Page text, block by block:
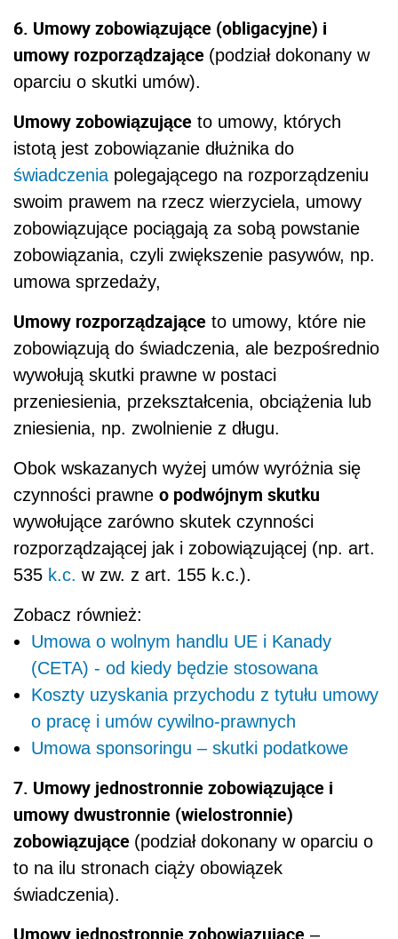
6. Umowy zobowiązujące (obligacyjne) i
umowy rozporządzające (podział dokonany w
oparciu o skutki umów).
Umowy zobowiązujące to umowy, których
istotą jest zobowiązanie dłużnika do
świadczenia polegającego na rozporządzeniu
swoim prawem na rzecz wierzyciela, umowy
zobowiązujące pociągają za sobą powstanie
zobowiązania, czyli zwiększenie pasywów, np.
umowa sprzedaży,
Umowy rozporządzające to umowy, które nie
zobowiązują do świadczenia, ale bezpośrednio
wywołują skutki prawne w postaci
przeniesienia, przekształcenia, obciążenia lub
zniesienia, np. zwolnienie z długu.
Obok wskazanych wyżej umów wyróżnia się
czynności prawne o podwójnym skutku
wywołujące zarówno skutek czynności
rozporządzającej jak i zobowiązującej (np. art.
535 k.c. w zw. z art. 155 k.c.).
Zobacz również:
Umowa o wolnym handlu UE i Kanady
(CETA) - od kiedy będzie stosowana
Koszty uzyskania przychodu z tytułu umowy
o pracę i umów cywilno-prawnych
Umowa sponsoringu – skutki podatkowe
7. Umowy jednostronnie zobowiązujące i
umowy dwustronnie (wielostronnie)
zobowiązujące (podział dokonany w oparciu o
to na ilu stronach ciąży obowiązek
świadczenia).
–